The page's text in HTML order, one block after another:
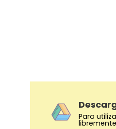
Para
libremente